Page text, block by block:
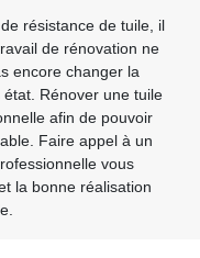
résistance de tuile, il
de rénovation ne
encore changer la
Rénover une tuile
afin de pouvoir
Faire appel à un
vous
la bonne réalisation